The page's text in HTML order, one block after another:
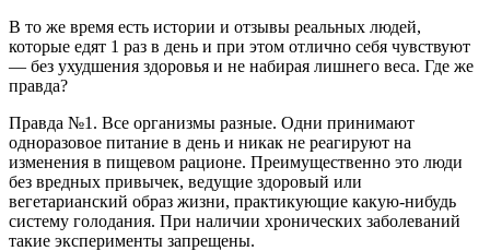
В то же время есть истории и отзывы реальных людей,
которые едят 1 раз в день и при этом отлично себя чувствуют
— без ухудшения здоровья и не набирая лишнего веса. Где же
правда?
Правда №1. Все организмы разные. Одни принимают
одноразовое питание в день и никак не реагируют на
изменения в пищевом рационе. Преимущественно это люди
без вредных привычек, ведущие здоровый или
вегетарианский образ жизни, практикующие какую-нибудь
систему голодания. При наличии хронических заболеваний
такие эксперименты запрещены.